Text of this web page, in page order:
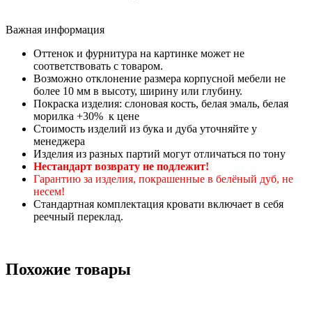
Важная информация
Оттенок и фурнитура на картинке может не
соответствовать с товаром.
Возможно отклонение размера корпусной мебели не
более 10 мм в высоту, ширину или глубину.
Покраска изделия: слоновая кость, белая эмаль, белая
морилка +30% к цене
Стоимость изделий из бука и дуба уточняйте у
менеджера
Изделия из разных партий могут отличаться по тону
Нестандарт возврату не подлежит!
Гарантию за изделия, покрашенные в белёный дуб, не
несем!
Стандартная комплектация кровати включает в себя
реечный переклад.
Похожие товары